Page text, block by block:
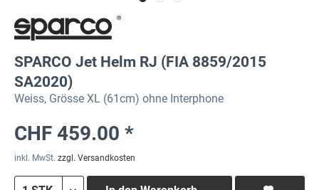
SPARCO Jet Helm RJ (FIA 8859/2015
SA2020)
Weiss, Grösse XL (61cm) ohne Interphone
CHF 459.00 *
inkl. MwSt. zzgl. Versandkosten